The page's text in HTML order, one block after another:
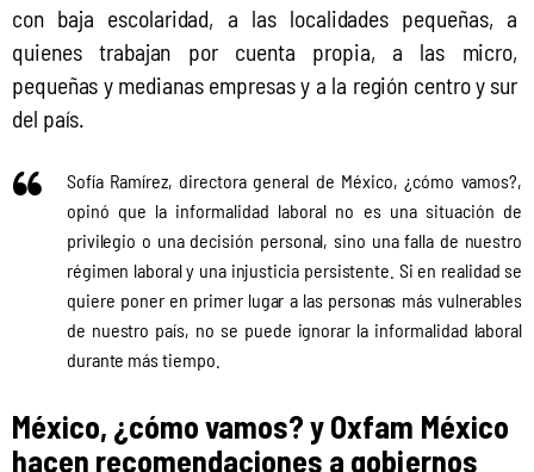
con baja escolaridad, a las localidades pequeñas, a
quienes trabajan por cuenta propia, a las micro,
pequeñas y medianas empresas y a la región centro y sur
del país.
Sofía Ramírez, directora general de México, ¿cómo vamos?,
opinó que la informalidad laboral no es una situación de
privilegio o una decisión personal, sino una falla de nuestro
régimen laboral y una injusticia persistente. Si en realidad se
quiere poner en primer lugar a las personas más vulnerables
de nuestro país, no se puede ignorar la informalidad laboral
durante más tiempo.
México, ¿cómo vamos? y Oxfam México
hacen recomendaciones a gobiernos